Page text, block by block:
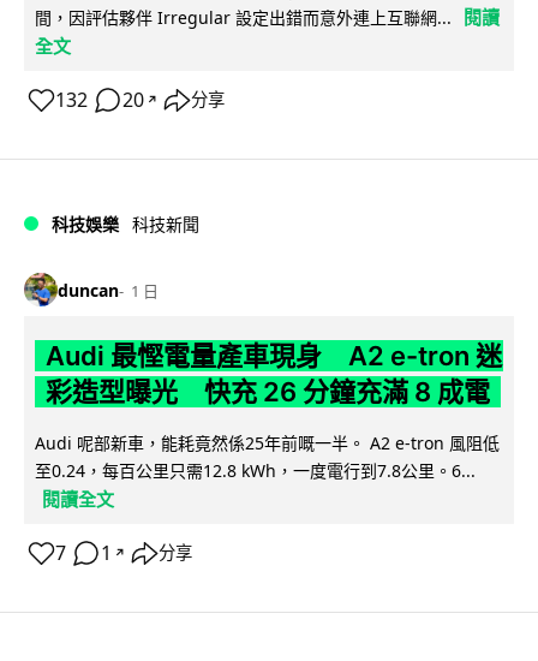
間，因評估夥伴 Irregular 設定出錯而意外連上互聯網...
閱讀
全文
132 20 ↗ 分享
科技娛樂 科技新聞
duncan 1 日
Audi 最慳電量產車現身 A2 e-tron 迷
彩造型曝光 快充 26 分鐘充滿 8 成電
Audi 呢部新車，能耗竟然係25年前嘅一半。 A2 e-tron 風阻低
至0.24，每百公里只需12.8 kWh，一度電行到7.8公里。6...
閱讀全文
7 1 ↗ 分享